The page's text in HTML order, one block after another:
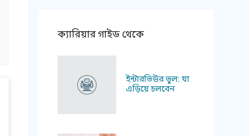
ক্যারিয়ার গাইড থেকে
ইন্টারভিউর ভুল: যা
এড়িয়ে চলবেন